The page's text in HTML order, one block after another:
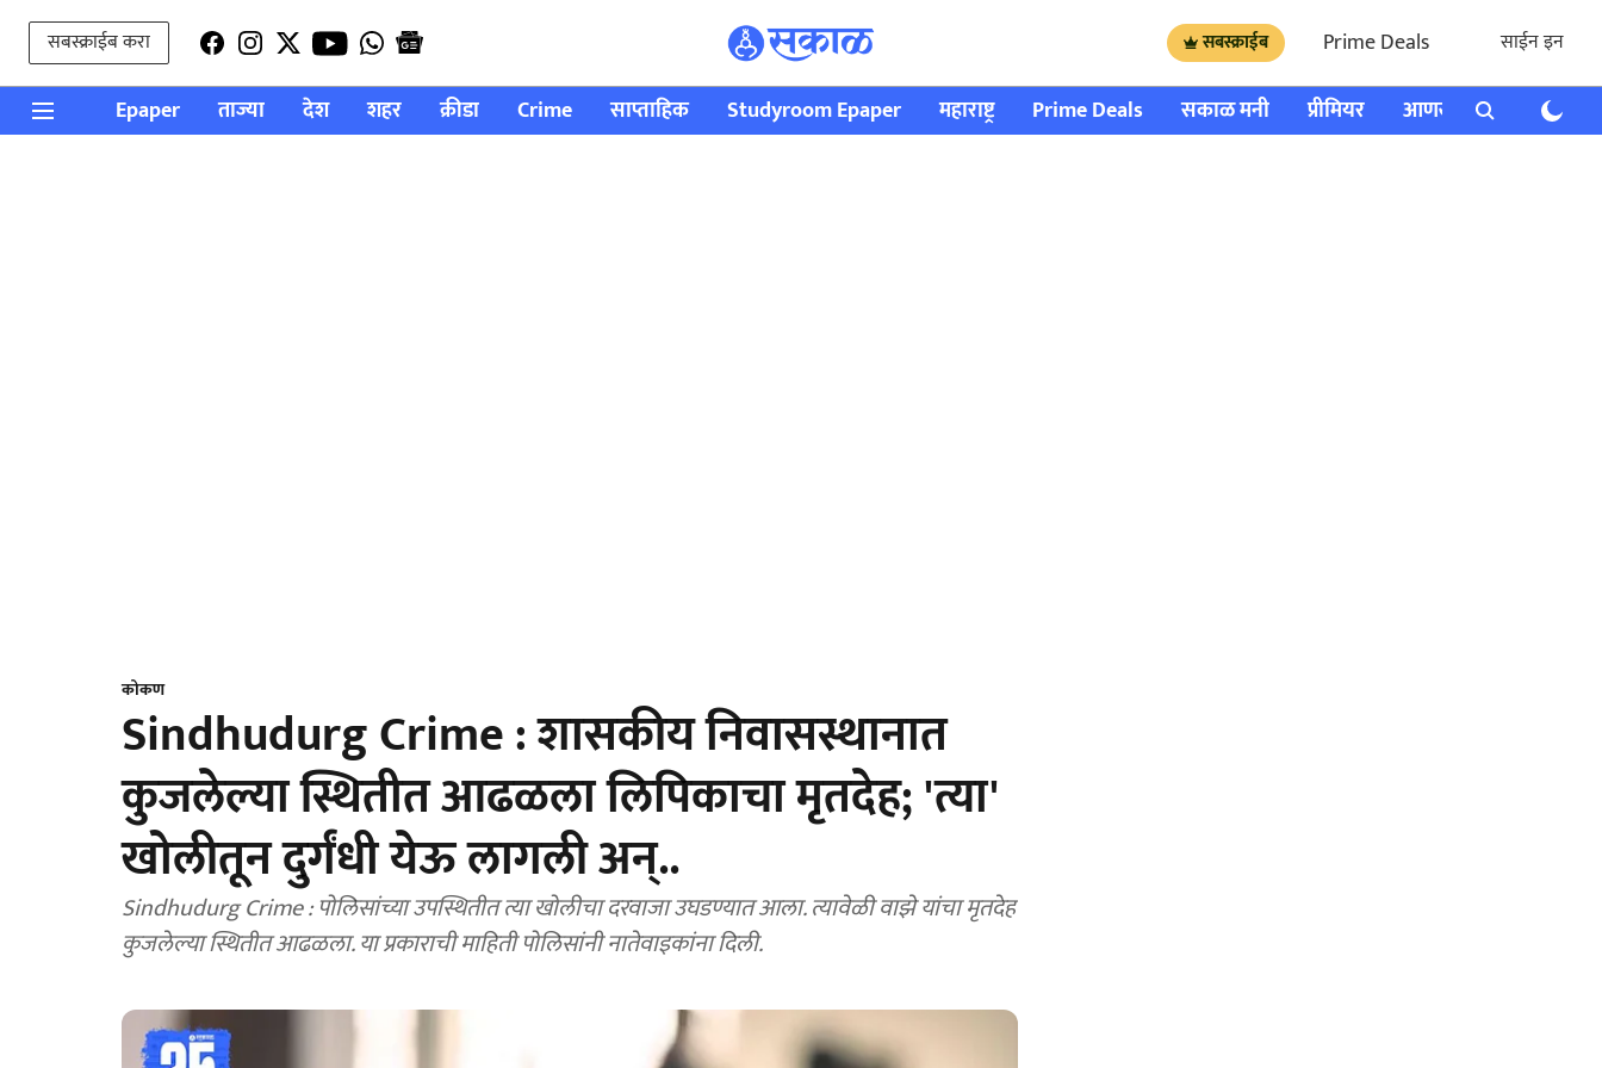
सबस्क्राईब करा सबस्क्राईब Prime Deals साईन इन
Epaper ताज्या देश शहर क्रीडा Crime साप्ताहिक Studyroom Epaper महाराष्ट्र Prime Deals सकाळ मनी प्रीमियर आणखी राशी भविष्य
कोकण
Sindhudurg Crime : शासकीय निवासस्थानात
कुजलेल्या स्थितीत आढळला लिपिकाचा मृतदेह; 'त्या'
खोलीतून दुर्गंधी येऊ लागली अन्..
Sindhudurg Crime : पोलिसांच्या उपस्थितीत त्या खोलीचा दरवाजा उघडण्यात आला. त्यावेळी वाझे यांचा मृतदेह
कुजलेल्या स्थितीत आढळला. या प्रकाराची माहिती पोलिसांनी नातेवाइकांना दिली.